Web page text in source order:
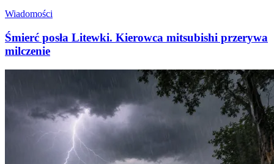
Wiadomości
Śmierć posła Litewki. Kierowca mitsubishi przerywa
milczenie